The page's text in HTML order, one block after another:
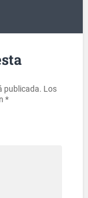
publicada. Los
*